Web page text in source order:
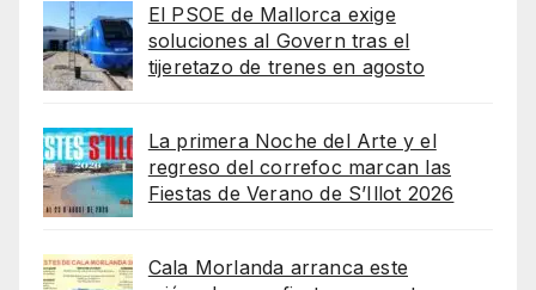
El PSOE de Mallorca exige
soluciones al Govern tras el
tijeretazo de trenes en agosto
La primera Noche del Arte y el
regreso del correfoc marcan las
Fiestas de Verano de S’Illot 2026
Cala Morlanda arranca este